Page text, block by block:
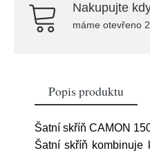
Nakupujte
máme otevřeno
Popis produktu
Šatní skříň CAMON
Šatní skříň kombinuje